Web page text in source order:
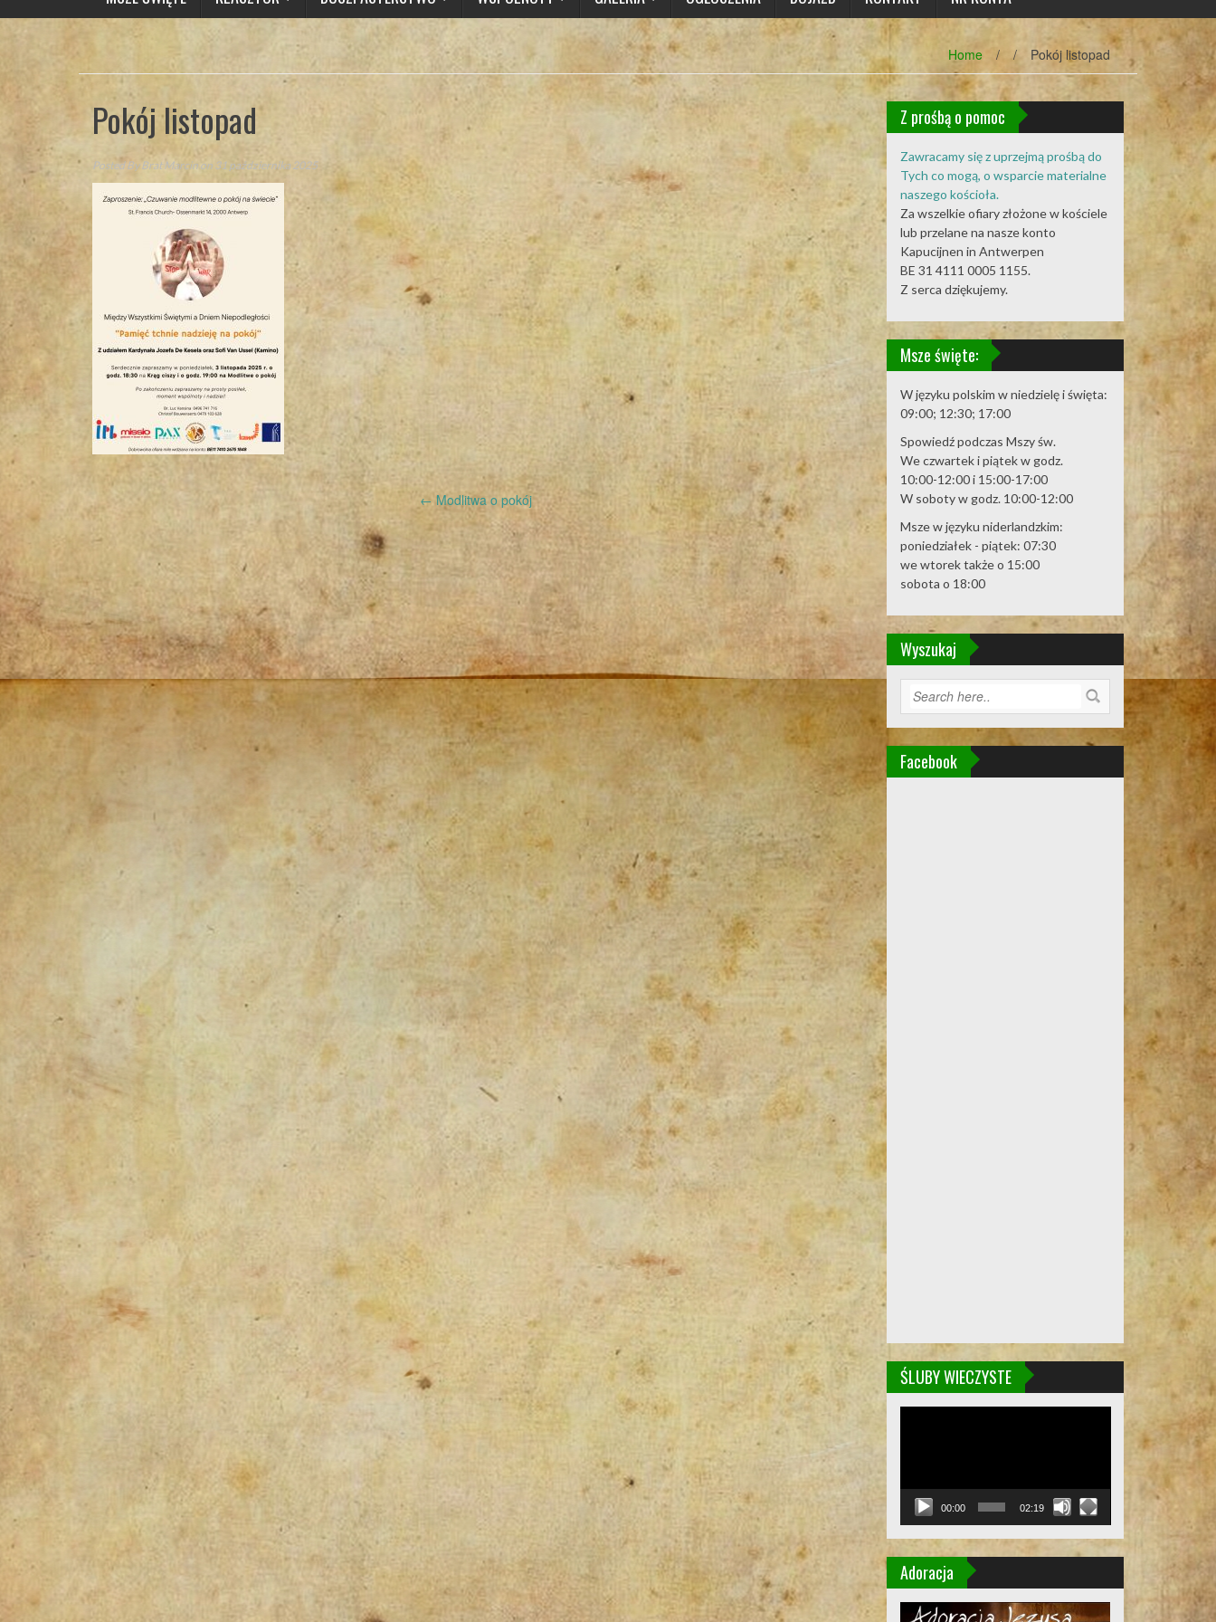
Home / / Pokój listopad
Pokój listopad
Posted ByBrat Marcin on 31 października 2025
Post
navigation
←Modlitwa o pokój
Z prośbą o pomoc
Zawracamy się z uprzejmą prośbą do
Tych co mogą, o wsparcie materialne
naszego kościoła.
Za wszelkie ofiary złożone w kościele
lub przelane na nasze konto
Kapucijnen in Antwerpen
BE 31 4111 0005 1155.
Z serca dziękujemy.
Msze święte:
W języku polskim w niedzielę i święta:
09:00; 12:30; 17:00
Spowiedź podczas Mszy św.
We czwartek i piątek w godz.
10:00-12:00 i 15:00-17:00
W soboty w godz. 10:00-12:00
Msze w języku niderlandzkim:
poniedziałek - piątek: 07:30
we wtorek także o 15:00
sobota o 18:00
Wyszukaj
Facebook
ŚLUBY WIECZYSTE
00:00 02:19
Adoracja